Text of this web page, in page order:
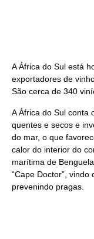
A África do Sul está
exportadores de
São cerca de 340
A África do Sul conta
quentes e secos e
do mar, o que
calor do interior do
marítima de
“Cape Doctor”, vindo
prevenindo pragas.